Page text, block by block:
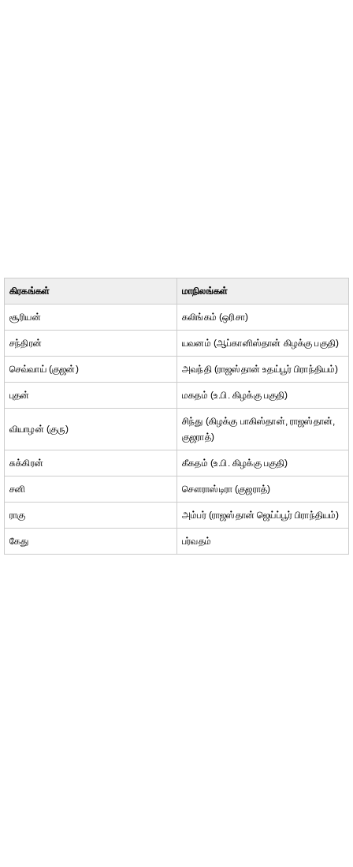
கிரகங்கள் மாநிலங்கள்
சூரியன் கலிங்கம் (ஒரிசா)
சந்திரன் யவனம் (ஆப்கானிஸ்தான் கிழக்கு பகுதி)
செவ்வாய் (குஜன்) அவந்தி (ராஜஸ்தான் உதய்பூர் பிராந்தியம்)
புதன் மகதம் (உ.பி. கிழக்கு பகுதி)
வியாழன் (குரு)
சிந்து (கிழக்கு பாகிஸ்தான், ராஜஸ்தான்,
குஜராத்)
சுக்கிரன் கீகதம் (உ.பி. கிழக்கு பகுதி)
சனி சௌராஸ்டிரா (குஜராத்)
ராகு அம்பர் (ராஜஸ்தான் ஜெய்ப்பூர் பிராந்தியம்)
கேது பர்வதம்